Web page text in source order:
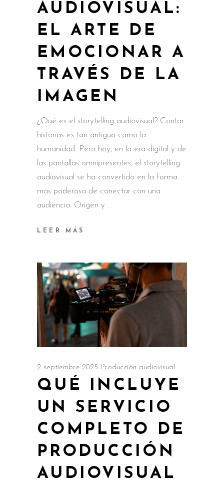
AUDIOVISUAL:
EL ARTE DE
EMOCIONAR A
TRAVÉS DE LA
IMAGEN
¿Qué es el storytelling audiovisual? Contar
historias es tan antiguo como la
humanidad. Pero hoy, en la era digital y de
las pantallas omnipresentes, el storytelling
audiovisual se ha convertido en la forma
más poderosa de conectar con una
audiencia. Origen y
LEER MÁS
2 septiembre 2025 Producción audiovisual
QUÉ INCLUYE
UN SERVICIO
COMPLETO DE
PRODUCCIÓN
AUDIOVISUAL